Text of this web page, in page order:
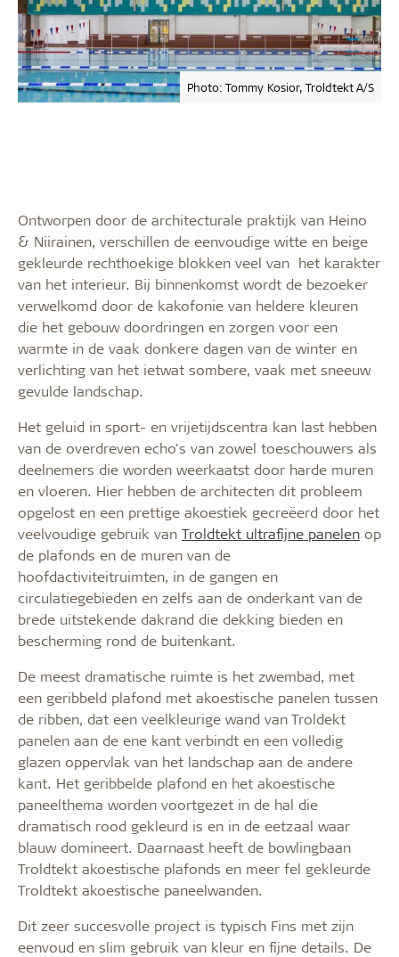
Photo: Tommy Kosior, Troldtekt A/S
Ontworpen door de architecturale praktijk van Heino
& Niirainen, verschillen de eenvoudige witte en beige
gekleurde rechthoekige blokken veel van het karakter
van het interieur. Bij binnenkomst wordt de bezoeker
verwelkomd door de kakofonie van heldere kleuren
die het gebouw doordringen en zorgen voor een
warmte in de vaak donkere dagen van de winter en
verlichting van het ietwat sombere, vaak met sneeuw
gevulde landschap.
Het geluid in sport- en vrijetijdscentra kan last hebben
van de overdreven echo's van zowel toeschouwers als
deelnemers die worden weerkaatst door harde muren
en vloeren. Hier hebben de architecten dit probleem
opgelost en een prettige akoestiek gecreëerd door het
veelvoudige gebruik van Troldtekt ultrafijne panelen op
de plafonds en de muren van de
hoofdactiviteitruimten, in de gangen en
circulatiegebieden en zelfs aan de onderkant van de
brede uitstekende dakrand die dekking bieden en
bescherming rond de buitenkant.
De meest dramatische ruimte is het zwembad, met
een geribbeld plafond met akoestische panelen tussen
de ribben, dat een veelkleurige wand van Troldekt
panelen aan de ene kant verbindt en een volledig
glazen oppervlak van het landschap aan de andere
kant. Het geribbelde plafond en het akoestische
paneelthema worden voortgezet in de hal die
dramatisch rood gekleurd is en in de eetzaal waar
blauw domineert. Daarnaast heeft de bowlingbaan
Troldtekt akoestische plafonds en meer fel gekleurde
Troldtekt akoestische paneelwanden.
Dit zeer succesvolle project is typisch Fins met zijn
eenvoud en slim gebruik van kleur en fijne details. De